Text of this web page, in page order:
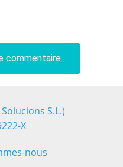
commentaire
S.L.)
X
nous